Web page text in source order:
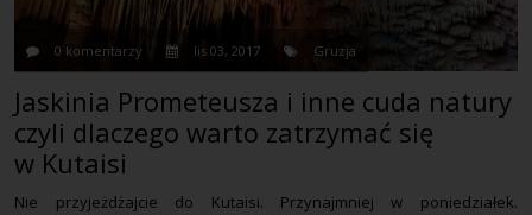
0 komentarzy lis 03, 2017 Gruzja
Jaskinia Prometeusza i inne cuda natury
czyli dlaczego warto zatrzymać się
w Kutaisi
Nie przyjeżdżajcie do Kutaisi. Przynajmniej w poniedziałek.